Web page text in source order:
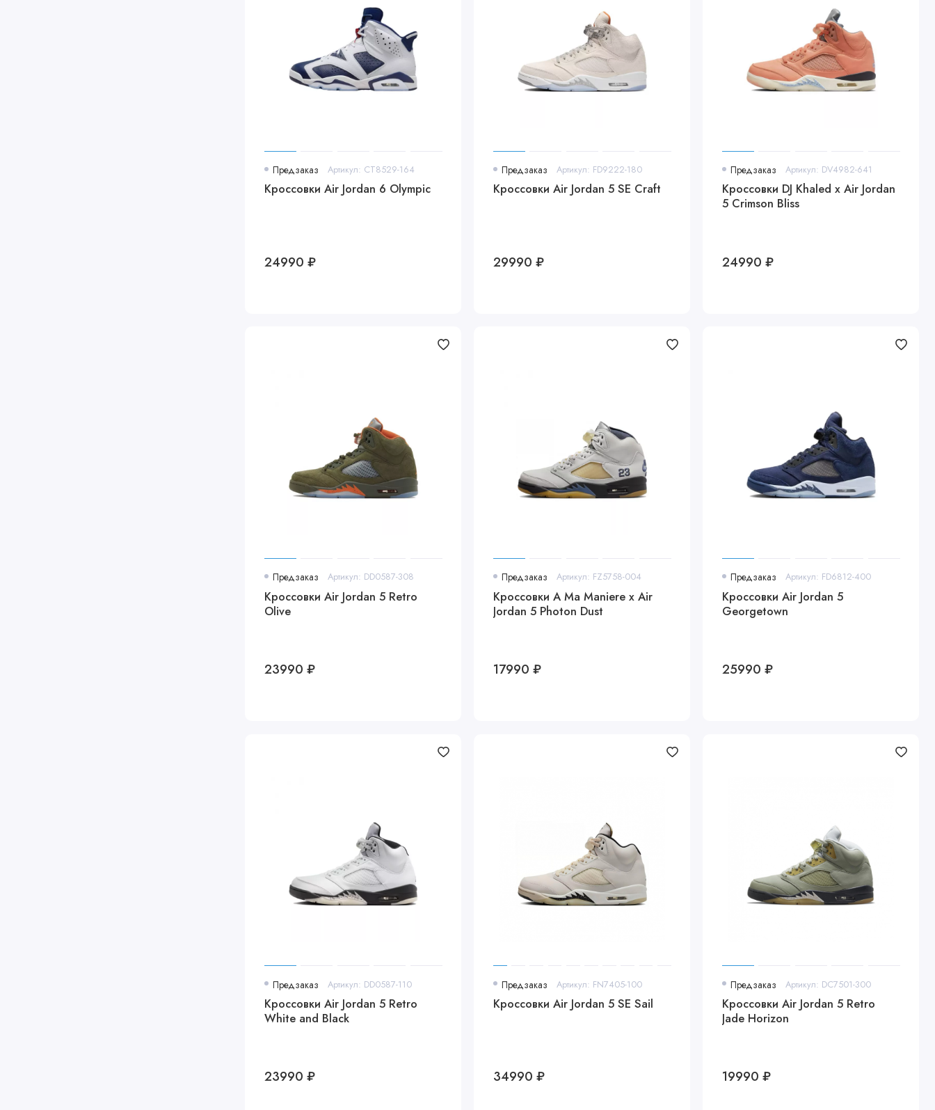
Предзаказ Артикул: CT8529-164
Кроссовки Air Jordan 6 Olympic
24990 ₽
Предзаказ Артикул: FD9222-180
Кроссовки Air Jordan 5 SE Craft
29990 ₽
Предзаказ Артикул: DV4982-641
Кроссовки DJ Khaled x Air Jordan
5 Crimson Bliss
24990 ₽
Предзаказ Артикул: DD0587-308
Кроссовки Air Jordan 5 Retro
Olive
23990 ₽
Предзаказ Артикул: FZ5758-004
Кроссовки A Ma Maniere x Air
Jordan 5 Photon Dust
17990 ₽
Предзаказ Артикул: FD6812-400
Кроссовки Air Jordan 5
Georgetown
25990 ₽
Предзаказ Артикул: DD0587-110
Кроссовки Air Jordan 5 Retro
White and Black
23990 ₽
Предзаказ Артикул: FN7405-100
Кроссовки Air Jordan 5 SE Sail
34990 ₽
Предзаказ Артикул: DC7501-300
Кроссовки Air Jordan 5 Retro
Jade Horizon
19990 ₽